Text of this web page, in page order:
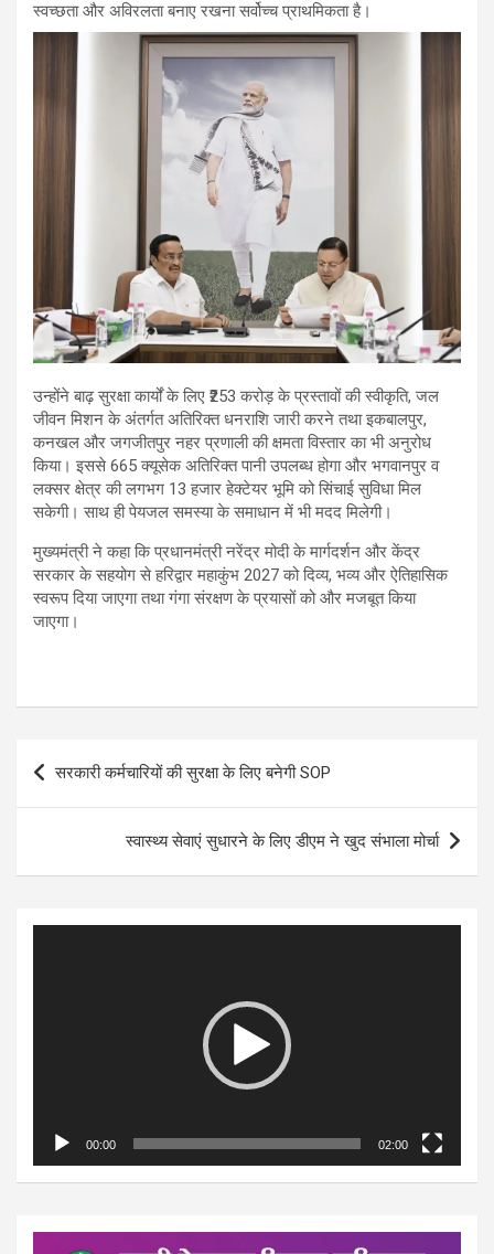
स्वच्छता और अविरलता बनाए रखना सर्वोच्च प्राथमिकता है।
उन्होंने बाढ़ सुरक्षा कार्यों के लिए ₹253 करोड़ के प्रस्तावों की स्वीकृति, जल
जीवन मिशन के अंतर्गत अतिरिक्त धनराशि जारी करने तथा इकबालपुर,
कनखल और जगजीतपुर नहर प्रणाली की क्षमता विस्तार का भी अनुरोध
किया। इससे 665 क्यूसेक अतिरिक्त पानी उपलब्ध होगा और भगवानपुर व
लक्सर क्षेत्र की लगभग 13 हजार हेक्टेयर भूमि को सिंचाई सुविधा मिल
सकेगी। साथ ही पेयजल समस्या के समाधान में भी मदद मिलेगी।
मुख्यमंत्री ने कहा कि प्रधानमंत्री नरेंद्र मोदी के मार्गदर्शन और केंद्र
सरकार के सहयोग से हरिद्वार महाकुंभ 2027 को दिव्य, भव्य और ऐतिहासिक
स्वरूप दिया जाएगा तथा गंगा संरक्षण के प्रयासों को और मजबूत किया
जाएगा।
Post
navigation
सरकारी कर्मचारियों की सुरक्षा के लिए बनेगी SOP
स्वास्थ्य सेवाएं सुधारने के लिए डीएम ने खुद संभाला मोर्चा
00:00 02:00